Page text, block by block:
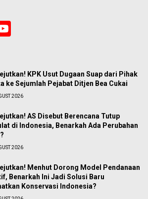
KPK Usut Dugaan Suap dari Pihak
ke Sejumlah Pejabat Ditjen Bea Cukai
2026
AS Disebut Berencana Tutup
di Indonesia, Benarkah Ada Perubahan
2026
Menhut Dorong Model Pendanaan
Benarkah Ini Jadi Solusi Baru
Konservasi Indonesia?